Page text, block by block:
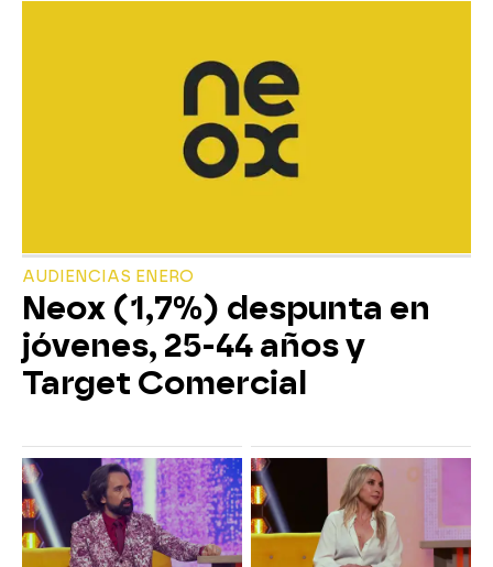
AUDIENCIAS ENERO
Neox (1,7%) despunta en
jóvenes, 25-44 años y
Target Comercial